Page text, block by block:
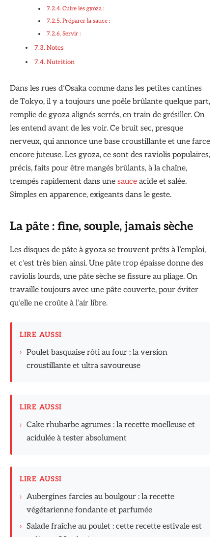
Cuire les gyoza :
Préparer la sauce :
Servir :
Notes
Nutrition
Dans les rues d’Osaka comme dans les petites cantines
de Tokyo, il y a toujours une poêle brûlante quelque part,
remplie de gyoza alignés serrés, en train de grésiller. On
les entend avant de les voir. Ce bruit sec, presque
nerveux, qui annonce une base croustillante et une farce
encore juteuse. Les gyoza, ce sont des raviolis populaires,
précis, faits pour être mangés brûlants, à la chaîne,
trempés rapidement dans une sauce acide et salée.
Simples en apparence, exigeants dans le geste.
La pâte : fine, souple, jamais sèche
Les disques de pâte à gyoza se trouvent prêts à l’emploi,
et c’est très bien ainsi. Une pâte trop épaisse donne des
raviolis lourds, une pâte sèche se fissure au pliage. On
travaille toujours avec une pâte couverte, pour éviter
qu’elle ne croûte à l’air libre.
LIRE AUSSI
› Poulet basquaise rôti au four : la version
croustillante et ultra savoureuse
LIRE AUSSI
› Cake rhubarbe agrumes : la recette moelleuse et
acidulée à tester absolument
LIRE AUSSI
› Aubergines farcies au boulgour : la recette
végétarienne fondante et parfumée
› Salade fraîche au poulet : cette recette estivale est